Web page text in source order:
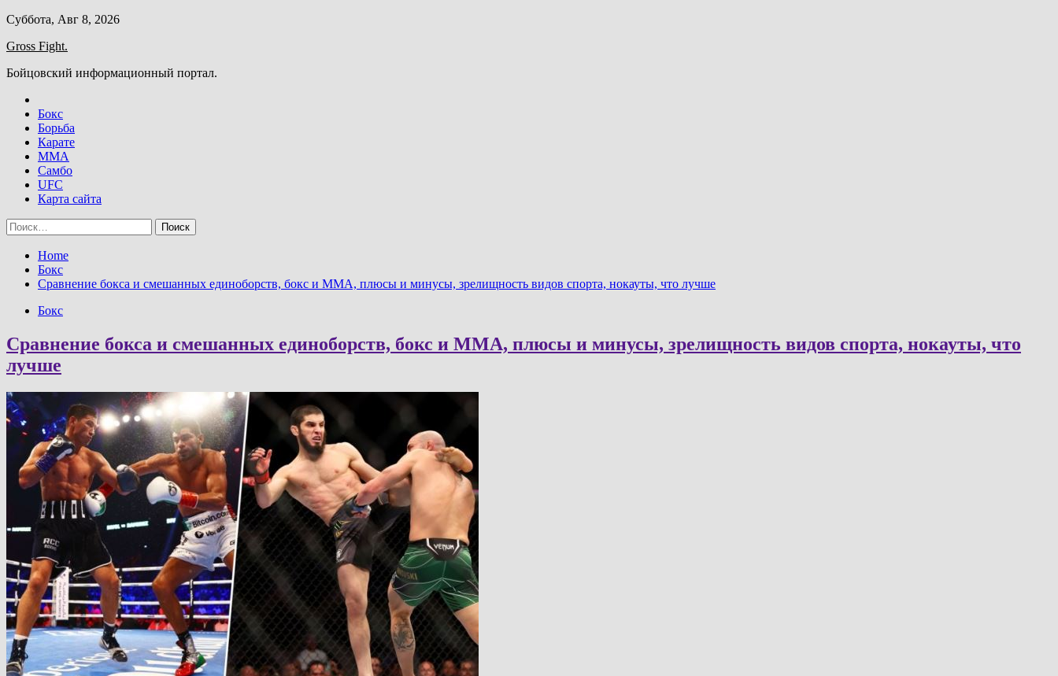
Skip
content
Суббота, Авг 8, 2026
Gross Fight.
Бойцовский информационный портал.
Бокс
Борьба
Карате
ММА
Самбо
UFC
Карта сайта
Найти:
Home
Бокс
Сравнение бокса и смешанных единоборств, бокс и MMA, плюсы и минусы, зрелищность видов спорта, нокауты, что лучше
Бокс
Сравнение бокса и смешанных единоборств, бокс и MMA, плюсы и минусы, зрелищность видов спорта, нокауты, что
лучше